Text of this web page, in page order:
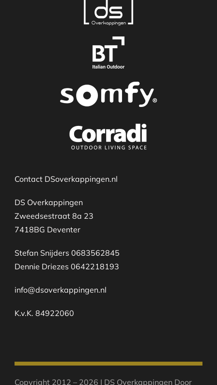
Contact DSoverkappingen.nl
DS Overkappingen
Zweedsestraat 8a 23
7418BG Deventer
Stefan Snijders 0683562845
Dennie Driezes 0642218193
info@dsoverkappingen.nl
K.v.K. 84922060
Copyright 2012 – 2026 | DS Overkappingen Door